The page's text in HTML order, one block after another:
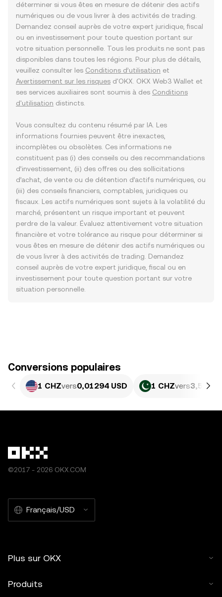
déterminer si vous êtes en mesure de détenir des actifs
numériques ou de vous livrer à des activités de trading.
Demandez conseil auprès de votre expert juridique, fiscal
ou en investissement pour toute question portant sur
votre situation personnelle. Tous les produits ne sont pas
disponibles dans toutes les régions. Pour plus de détails,
veuillez consulter les Conditions d’utilisation et
Avertissement sur les risques d'OKX. OKX Web3 Wallet et
ses services auxiliaires sont soumis à des Conditions
d'utilisation distincts.
Vous consultez du contenu résumé par IA. Les
informations fournies peuvent être inexactes,
incomplètes ou obsolètes. Ces informations ne
constituent pas (i) des conseils ou des recommandations
d’investissement, (ii) des offres ou des sollicitations
d’achat, de vente ou de détention d’actifs numériques, ou
(iii) des conseils financiers, comptables, juridiques ou
fiscaux. Les actifs numériques sont sujets à la volatilité du
marché, présentent un risque important et peuvent
perdre de la valeur. Évaluez attentivement votre situation
financière et votre tolérance au risque pour déterminer si
vous êtes en mesure de détenir des actifs numériques ou
de vous livrer à des activités de trading. Demandez
conseil auprès de votre expert juridique, fiscal ou en
investissement pour toute question portant sur votre
situation personnelle.
Conversions populaires
1 CHZvers0,01294 USD 1 CHZvers3,595
©2017 - 2026 OKX.COM
Français/USD
Plus sur OKX
Produits